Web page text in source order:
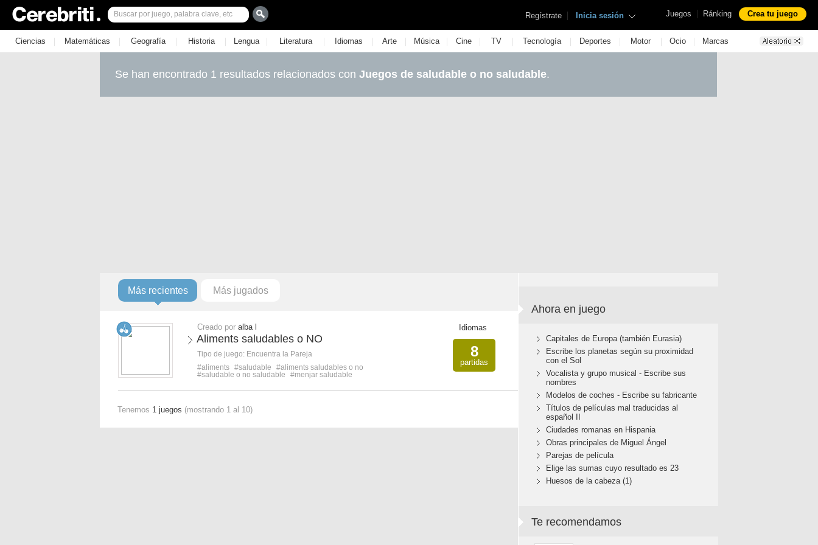
Juegos | Ránking Crea tu juego
Regístrate | Inicia sesión
Ciencias | Matemáticas | Geografía | Historia | Lengua | Literatura | Idiomas | Arte | Música | Cine | TV | Tecnología | Deportes | Motor | Ocio | Marcas
Se han encontrado 1 resultados relacionados con Juegos de saludable o no saludable.
Más recientes Más jugados
Creado por alba l
Aliments saludables o NO
Tipo de juego: Encuentra la Pareja
#aliments #saludable
#aliments saludables o no
#saludable o no saludable
#menjar saludable
Idiomas
8
partidas
Tenemos 1 juegos (mostrando 1 al 10)
Ahora en juego
Capitales de Europa (también Eurasia)
Escribe los planetas según su proximidad
con el Sol
Vocalista y grupo musical - Escribe sus
nombres
Modelos de coches - Escribe su fabricante
Títulos de películas mal traducidas al
español II
Ciudades romanas en Hispania
Obras principales de Miguel Ángel
Parejas de película
Elige las sumas cuyo resultado es 23
Huesos de la cabeza (1)
Te recomendamos